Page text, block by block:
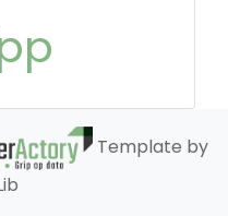
Template by